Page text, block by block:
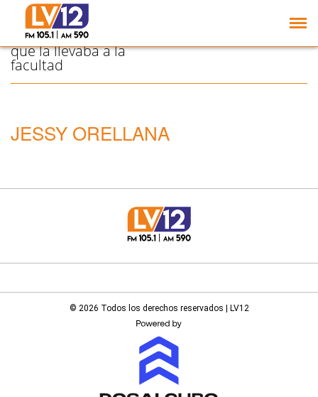
Una historia que
emociona: Se recibió y
festejó en el colectivo
que la llevaba a la
facultad
JESSY ORELLANA
© 2026 Todos los derechos reservados | LV12